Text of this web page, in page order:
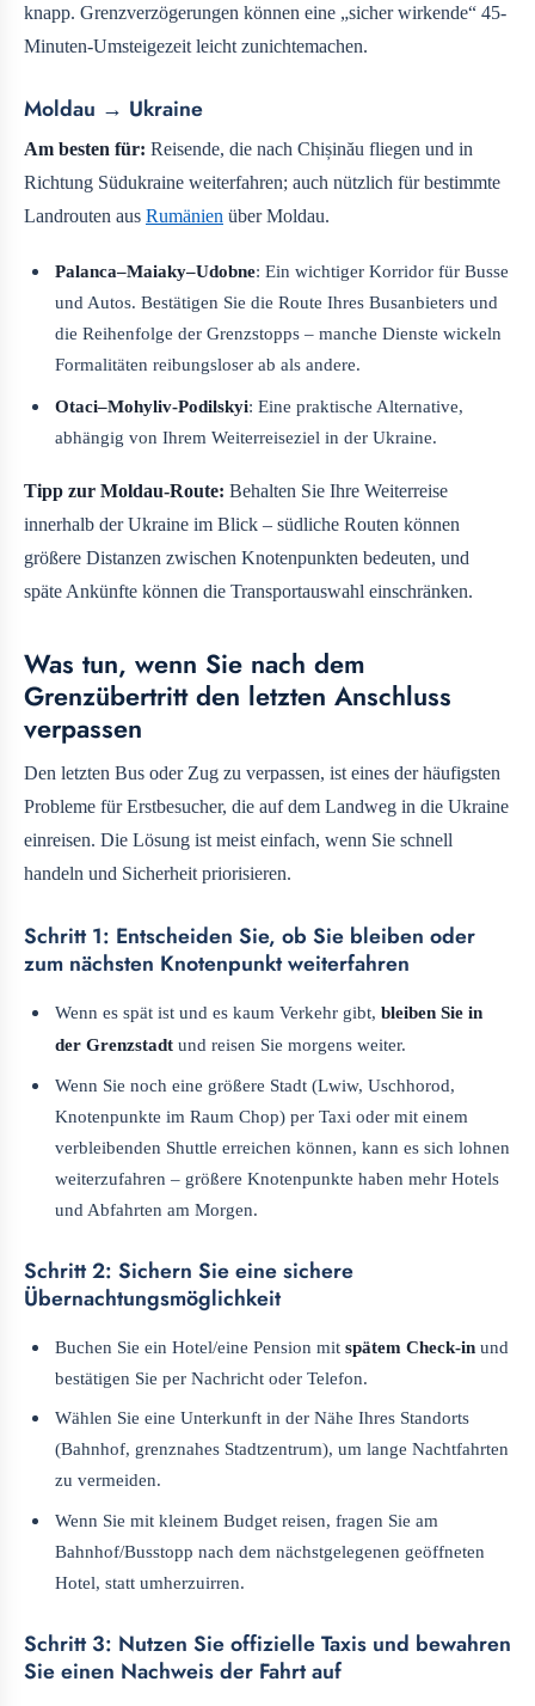
knapp. Grenzverzögerungen können eine „sicher wirkende“ 45-
Minuten-Umsteigezeit leicht zunichtemachen.
Moldau → Ukraine
Am besten für: Reisende, die nach Chișinău fliegen und in
Richtung Südukraine weiterfahren; auch nützlich für bestimmte
Landrouten aus Rumänien über Moldau.
Palanca–Maiaky–Udobne: Ein wichtiger Korridor für Busse
und Autos. Bestätigen Sie die Route Ihres Busanbieters und
die Reihenfolge der Grenzstopps – manche Dienste wickeln
Formalitäten reibungsloser ab als andere.
Otaci–Mohyliv-Podilskyi: Eine praktische Alternative,
abhängig von Ihrem Weiterreiseziel in der Ukraine.
Tipp zur Moldau-Route: Behalten Sie Ihre Weiterreise
innerhalb der Ukraine im Blick – südliche Routen können
größere Distanzen zwischen Knotenpunkten bedeuten, und
späte Ankünfte können die Transportauswahl einschränken.
Was tun, wenn Sie nach dem
Grenzübertritt den letzten Anschluss
verpassen
Den letzten Bus oder Zug zu verpassen, ist eines der häufigsten
Probleme für Erstbesucher, die auf dem Landweg in die Ukraine
einreisen. Die Lösung ist meist einfach, wenn Sie schnell
handeln und Sicherheit priorisieren.
Schritt 1: Entscheiden Sie, ob Sie bleiben oder
zum nächsten Knotenpunkt weiterfahren
Wenn es spät ist und es kaum Verkehr gibt,bleiben Sie in
der Grenzstadt und reisen Sie morgens weiter.
Wenn Sie noch eine größere Stadt (Lwiw, Uschhorod,
Knotenpunkte im Raum Chop) per Taxi oder mit einem
verbleibenden Shuttle erreichen können, kann es sich lohnen
weiterzufahren – größere Knotenpunkte haben mehr Hotels
und Abfahrten am Morgen.
Schritt 2: Sichern Sie eine sichere
Übernachtungsmöglichkeit
Buchen Sie ein Hotel/eine Pension mitspätem Check-in und
bestätigen Sie per Nachricht oder Telefon.
Wählen Sie eine Unterkunft in der Nähe Ihres Standorts
(Bahnhof, grenznahes Stadtzentrum), um lange Nachtfahrten
zu vermeiden.
Wenn Sie mit kleinem Budget reisen, fragen Sie am
Bahnhof/Busstopp nach dem nächstgelegenen geöffneten
Hotel, statt umherzuirren.
Schritt 3: Nutzen Sie offizielle Taxis und bewahren
Sie einen Nachweis der Fahrt auf